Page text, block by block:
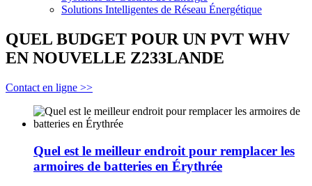
Solutions Intelligentes de Réseau Énergétique
QUEL BUDGET POUR UN PVT WHV
EN NOUVELLE Z233LANDE
Contact en ligne >>
Quel est le meilleur endroit pour remplacer les
armoires de batteries en Érythrée